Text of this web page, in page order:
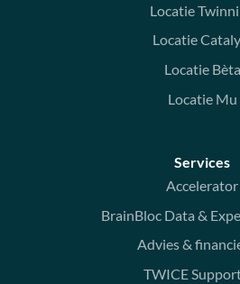
Locatie
Locatie
Locatie Bèta
Locatie Mu
Services
Accelerator
BrainBloc Data &
Advies &
TWICE